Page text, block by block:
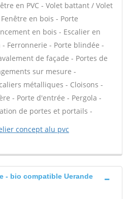
en PVC - Volet battant / Volet
en bois - Porte
en bois - Escalier en
Ferronnerie - Porte blindée -
de façade - Portes de
sur mesure -
métalliques - Cloisons -
- Porte d'entrée - Pergola -
de portes et portails -
concept alu pvc
- bio compatible Uerande